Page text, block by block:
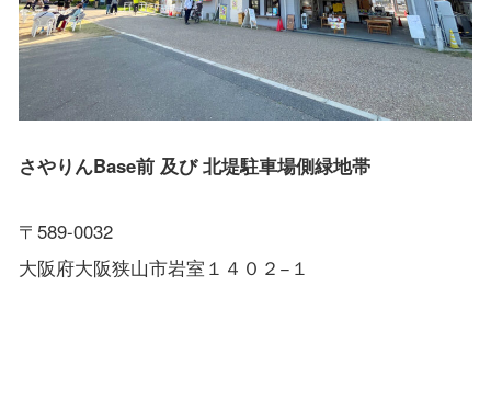
さやりんBase前 及び 北堤駐車場側緑地帯
〒589-0032
大阪府大阪狭山市岩室１４０２−１